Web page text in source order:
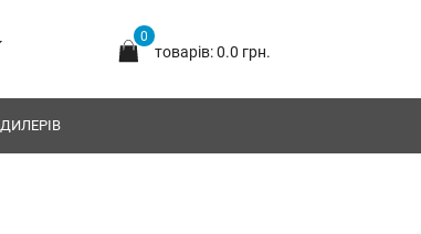
0
товарів: 0.0 грн.